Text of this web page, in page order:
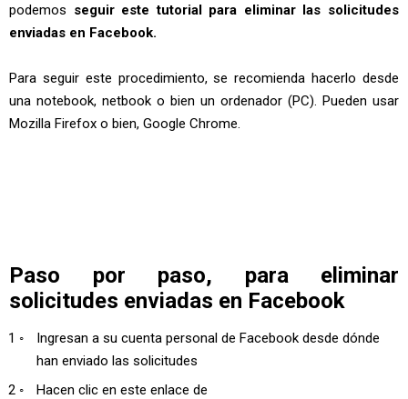
podemos seguir este tutorial para eliminar las solicitudes
enviadas en Facebook.
Para seguir este procedimiento, se recomienda hacerlo desde
una notebook, netbook o bien un ordenador (PC). Pueden usar
Mozilla Firefox o bien, Google Chrome.
Paso por paso, para eliminar
solicitudes enviadas en Facebook
Ingresan a su cuenta personal de Facebook desde dónde
han enviado las solicitudes
Hacen clic en este enlace de